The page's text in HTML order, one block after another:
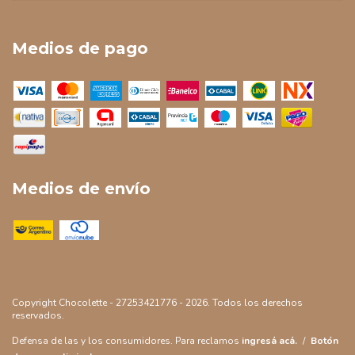
Medios de pago
Medios de envío
Copyright Chocolette - 27253421776 - 2026. Todos los derechos
reservados.
Defensa de las y los consumidores. Para reclamos ingresá acá. / Botón